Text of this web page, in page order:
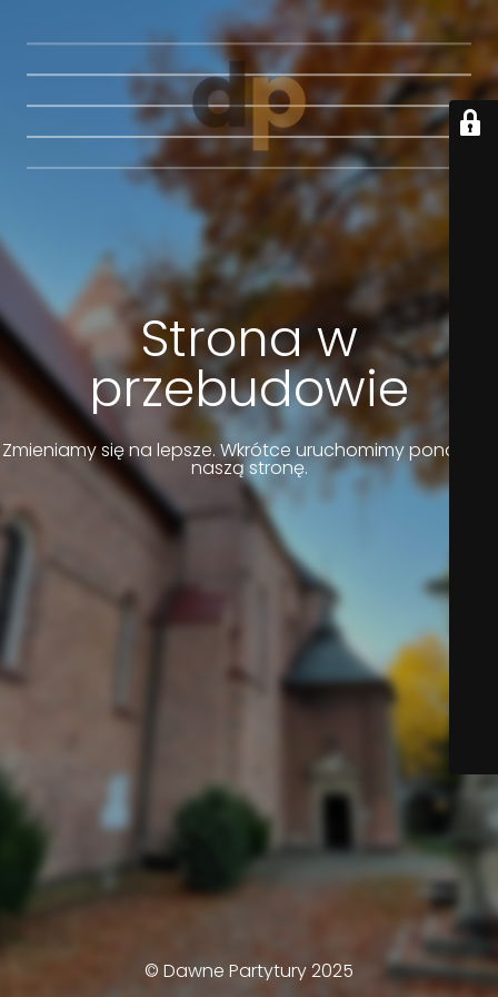
Strona w
przebudowie
Zmieniamy się na lepsze. Wkrótce uruchomimy ponownie
naszą stronę.
© Dawne Partytury 2025